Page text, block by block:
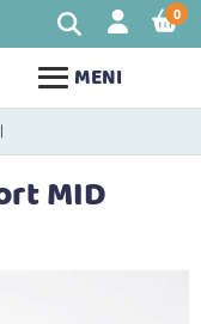
MENI
0
MID